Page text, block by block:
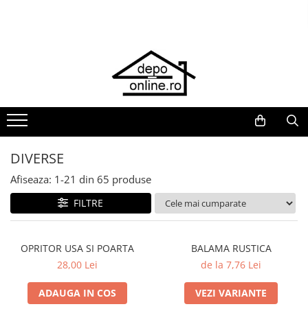
Grătare barbeque din fontă
România
PLITE DIN FONTĂ
GRĂTARE DE GRĂDINĂ
Cuptoare de pizza
Grătare din fontă
Grătare din inox
DIVERSE
Afiseaza: 1-21 din 65 produse
FILTRE
OPRITOR USA SI POARTA
28,00 Lei
ADAUGA IN COS
BALAMA RUSTICA
de la 7,76 Lei
VEZI VARIANTE